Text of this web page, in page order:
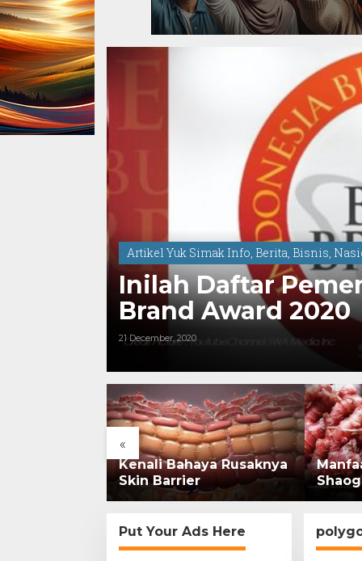
Artikel Yuk Simak Info, Berita, Bisnis,
Inilah Daftar
Brand Award 2020
21 December, 2020
«
Kenali Bahaya Rusaknya
Skin Barrier
Put Your Ads Here